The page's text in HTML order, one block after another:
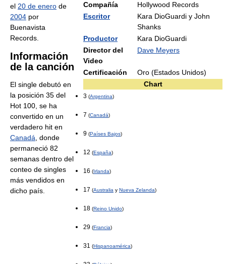
Compañía
Hollywood Records
Escritor
Kara DioGuardi y John
Shanks
Productor
Kara DioGuardi
Director del
Video
Dave Meyers
Certificación
Oro (Estados Unidos)
Chart
3 (Argentina)
7 (Canadá)
9 (Países Bajos)
12 (España)
16 (Irlanda)
17 (Australia y Nueva Zelanda)
18 (Reino Unido)
29 (Francia)
31 (Hispanoamérica)
el 20 de enero de
2004 por
Buenavista
Records.
Información
de la canción
El single debutó en
la posición 35 del
Hot 100, se ha
convertido en un
verdadero hit en
Canadá , donde
permaneció 82
semanas dentro del
conteo de singles
más vendidos en
dicho país.